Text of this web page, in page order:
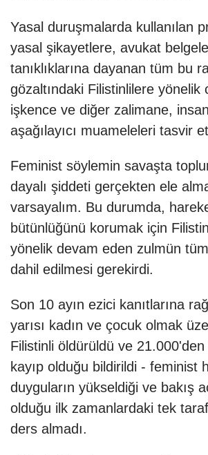
Yasal duruşmalarda kullanılan
yasal şikayetlere, avukat
tanıklıklarına dayanan tüm bu
gözaltındaki Filistinlilere yönelik
işkence ve diğer zalimane,
aşağılayıcı muameleleri tasvir
Feminist söylemin savaşta
dayalı şiddeti gerçekten ele
varsayalım. Bu durumda,
bütünlüğünü korumak için
yönelik devam eden zulmün
dahil edilmesi gerekirdi.
Son 10 ayın ezici kanıtlarına
yarısı kadın ve çocuk olmak
Filistinli öldürüldü ve
kayıp olduğu bildirildi - feminist
duyguların yükseldiği ve bakış
olduğu ilk zamanlardaki tek
ders almadı.